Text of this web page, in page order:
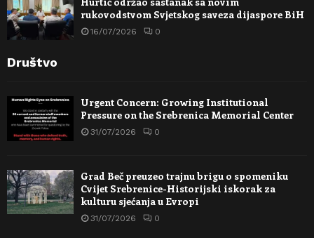
rukovodstvom Svjetskog saveza dijaspore BiH
16/07/2026 0
Društvo
Urgent Concern: Growing Institutional
Pressure on the Srebrenica Memorial Center
31/07/2026 0
Grad Beč preuzeo trajnu brigu o spomeniku
Cvijet Srebrenice-Historijski iskorak za
kulturu sjećanja u Evropi
31/07/2026 0